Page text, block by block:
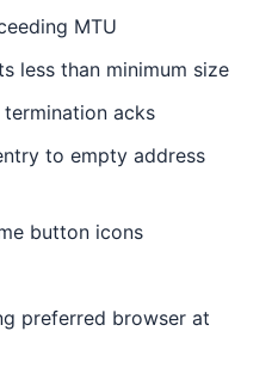
MTU
less than minimum size
termination acks
to empty address
button icons
preferred browser at